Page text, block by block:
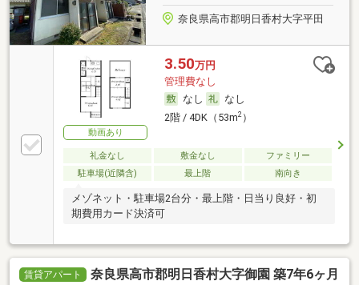
奈良県高市郡明日香村大字平田
動画あり
3.50万円
管理費なし
なし
なし
2階 / 4DK（53m2）
礼金なし 敷金なし
ファミリー
駐車場(近隣含)
最上階 南向き
メゾネット・駐車場2台分・最上階・日当り良好・初
期費用カード決済可
賃貸アパート
奈良県高市郡明日香村大字御園 築7年6ヶ月